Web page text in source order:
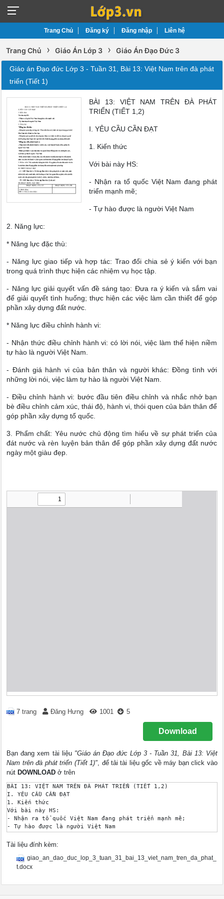
Trang Chủ Đăng ký Đăng nhập Liên hệ
Trang Chủ › Giáo Án Lớp 3 › Giáo Án Đạo Đức 3
Giáo án Đạo đức Lớp 3 - Tuần 31, Bài 13: Việt Nam trên đà phát
triển (Tiết 1)
BÀI 13: VIỆT NAM TRÊN ĐÀ PHÁT
TRIỂN (TIẾT 1,2)
I. YÊU CẦU CẦN ĐẠT
1. Kiến thức
Với bài này HS:
- Nhận ra tổ quốc Việt Nam đang phát
triển mạnh mẽ;
- Tự hào được là người Việt Nam
2. Năng lực:
* Năng lực đặc thù:
- Năng lực giao tiếp và hợp tác: Trao đổi chia sẻ ý kiến với bạn
trong quá trình thực hiện các nhiệm vụ học tập.
- Năng lực giải quyết vấn đề sáng tạo: Đưa ra ý kiến và sắm vai
để giải quyết tình huống; thực hiện các việc làm cần thiết để góp
phần xây dựng đất nước.
* Năng lực điều chỉnh hành vi:
- Nhận thức điều chỉnh hành vi: có lời nói, việc làm thể hiện niềm
tự hào là người Việt Nam.
- Đánh giá hành vi của bản thân và người khác: Đồng tình với
những lời nói, việc làm tự hào là người Việt Nam.
- Điều chỉnh hành vi: bước đầu tiên điều chỉnh và nhắc nhở bạn
bè điều chỉnh cảm xúc, thái độ, hành vi, thói quen của bản thân để
góp phần xây dựng tổ quốc.
3. Phẩm chất: Yêu nước chủ động tìm hiểu về sự phát triển của
đát nước và rèn luyện bản thân để góp phần xây dựng đất nước
ngày một giàu đẹp.
7 trang Đăng Hưng 1001 5
Download
Bạn đang xem tài liệu "Giáo án Đạo đức Lớp 3 - Tuần 31, Bài 13: Việt
Nam trên đà phát triển (Tiết 1)", để tải tài liệu gốc về máy bạn click vào
nút DOWNLOAD ở trên
BÀI 13: VIỆT NAM TRÊN ĐÀ PHÁT TRIỂN (TIẾT 1,2)
I. YÊU CẦU CẦN ĐẠT
1. Kiến thức
Với bài này HS:
- Nhận ra tổ quốc Việt Nam đang phát triển mạnh mẽ;
- Tự hào được là người Việt Nam
* Năng lực đặc thù:
- Năng lực giải quyết vấn đề sáng tạo: Đưa ra ý kiến và sắm
* Năng lực điều chỉnh hành vi:
Tài liệu đính kèm:
giao_an_dao_duc_lop_3_tuan_31_bai_13_viet_nam_tren_da_phat_
t.docx